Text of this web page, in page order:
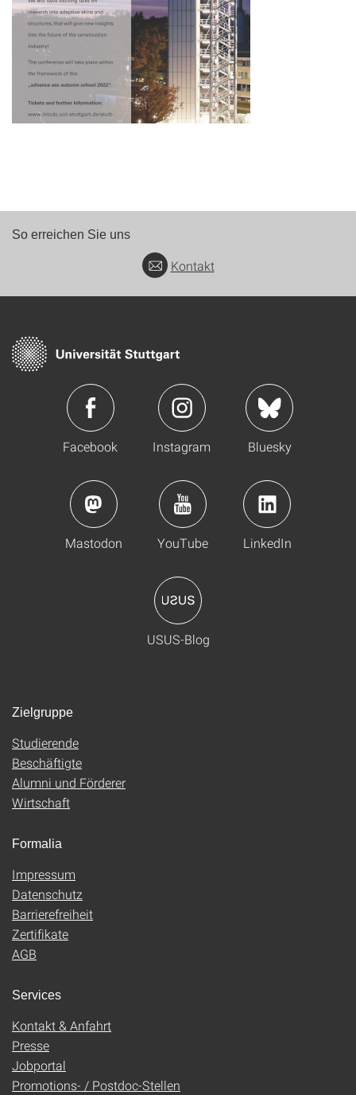
So erreichen Sie uns
Kontakt
Facebook Instagram Bluesky
Mastodon YouTube LinkedIn
USUS-Blog
Zielgruppe
Studierende
Beschäftigte
Alumni und Förderer
Wirtschaft
Formalia
Impressum
Datenschutz
Barrierefreiheit
Zertifikate
AGB
Services
Kontakt & Anfahrt
Presse
Jobportal
Promotions- / Postdoc-Stellen